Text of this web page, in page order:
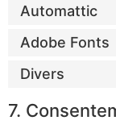
Automattic
Adobe Fonts
Divers
7.